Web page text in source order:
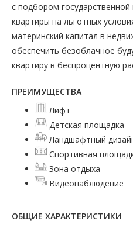
с подбором
квартиры на льготных
материнский капитал в
обеспечить безоблачное
квартиру в беспроцентную
ПРЕИМУЩЕСТВА
Лифт
Детская площадка
Ландшафтный
Спортивная
Зона отдыха
Видеонаблюдение
ОБЩИЕ ХАРАКТЕРИСТИКИ